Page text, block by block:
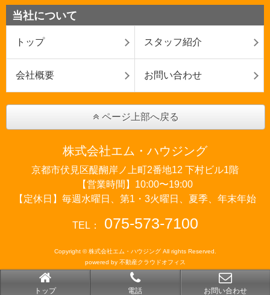
トップ 電話 お問い合わせ
当社について
トップ スタッフ紹介
会社概要 お問い合わせ
ページ上部へ戻る
株式会社エム・ハウジング
京都市伏見区醍醐岸ノ上町2番地12 下村ビル1階
【営業時間】10:00〜19:00
【定休日】毎週水曜日、第1・3火曜日、夏季、年末年始
TEL： 075-573-7100
Copyright © 株式会社エム・ハウジング All rights Reserved.
powered by 不動産クラウドオフィス